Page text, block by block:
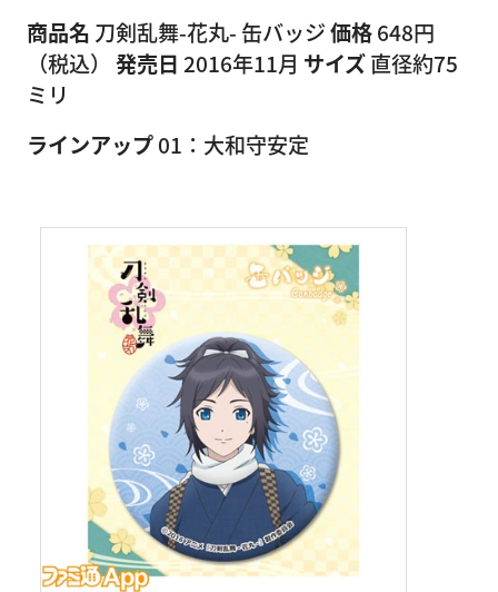
商品名 刀剣乱舞-花丸- 缶バッジ価格648円
（税込） 発売日 2016年11月 サイズ直径約75
ミリ
ラインアップ01：大和守安定